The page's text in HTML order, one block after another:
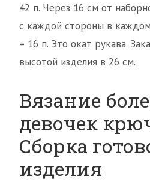
42 п. Через 16 см от
с каждой стороны в
= 16 п. Это окат рукава.
высотой изделия в 26 см.
Вязание
девочек
Сборка
изделия